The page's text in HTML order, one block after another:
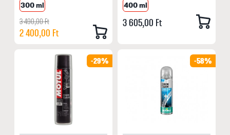
300 ml
3 490,00 Ft
2 400,00 Ft
400 ml
3 605,00 Ft
-29% -58%